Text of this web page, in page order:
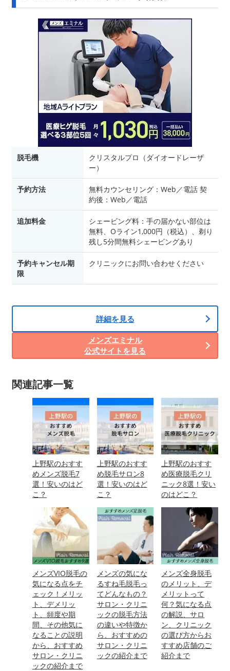
脱毛機
クリスタルプロ（ダイオードレーザ
ー）
予約方法
無料カウンセリング：Web／電話 契
約後：Web／電話
追加料金
シェービング料：手の届かない部位は
無料、Oライン1,000円（税込）、剃り
残し5分間無料シェービングあり
予約キャンセル期
限
クリニックにお問い合わせください
詳細を見る
メンズエミナル
公式サイトを見る
関連記事一覧
上野駅のおすす
めメンズ脱毛7
選！安いのはど
こ？
上野駅のおすす
め脱毛サロン8
選！安いのはど
こ？
上野駅のおすす
め医療脱毛クリ
ニック8選！安い
のはどこ？
メンズVIO脱毛の
気になる点をチ
ェック！メリッ
ト、デメリッ
ト、頻度や期
間、その他気に
なることの説明
から、おすすめ
サロン・クリニ
ックの紹介まで
メンズの気にな
るすね毛脱毛っ
てどんなもの？
サロン・クリニ
ックの脱毛方法
の違いや特徴か
ら、おすすめの
サロン・クリニ
ックの紹介まで
メンズ全身脱毛
のメリット、デ
メリットって
何？気になる点
の解説、サロ
ン、クリニック
の選び方からお
すすめ店舗のご
紹介まで